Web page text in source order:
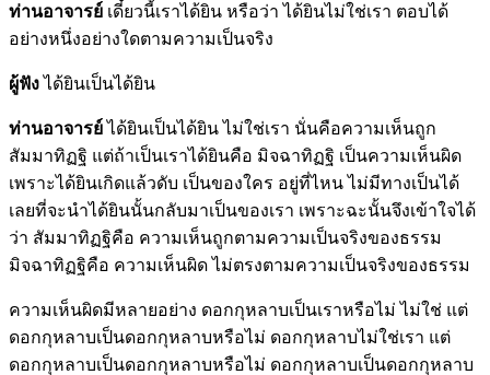
ท่านอาจารย์ เดี๋ยวนี้เราได้ยิน หรือว่า ได้ยินไม่ใช่เรา ตอบได้
อย่างหนึ่งอย่างใดตามความเป็นจริง
ผู้ฟังได้ยินเป็นได้ยิน
ท่านอาจารย์ได้ยินเป็นได้ยิน ไม่ใช่เรา นั่นคือความเห็นถูก
สัมมาทิฏฐิ แต่ถ้าเป็นเราได้ยินคือ มิจฉาทิฏฐิ เป็นความเห็นผิด
เพราะได้ยินเกิดแล้วดับ เป็นของใคร อยู่ที่ไหน ไม่มีทางเป็นได้
เลยที่จะนำได้ยินนั้นกลับมาเป็นของเรา เพราะฉะนั้นจึงเข้าใจได้
ว่า สัมมาทิฏฐิคือ ความเห็นถูกตามความเป็นจริงของธรรม
มิจฉาทิฏฐิคือ ความเห็นผิด ไม่ตรงตามความเป็นจริงของธรรม
ความเห็นผิดมีหลายอย่าง ดอกกุหลาบเป็นเราหรือไม่ ไม่ใช่ แต่
ดอกกุหลาบเป็นดอกกุหลาบหรือไม่ ดอกกุหลาบไม่ใช่เรา แต่
ดอกกุหลาบเป็นดอกกุหลาบหรือไม่ ดอกกุหลาบเป็นดอกกุหลาบ